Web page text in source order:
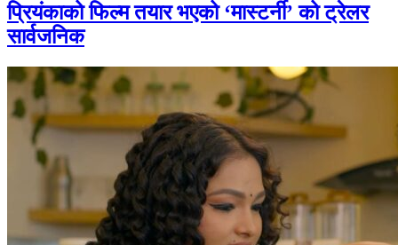
प्रियंकाको फिल्म तयार भएको ‘मास्टर्नी’ को ट्रेलर
सार्वजनिक